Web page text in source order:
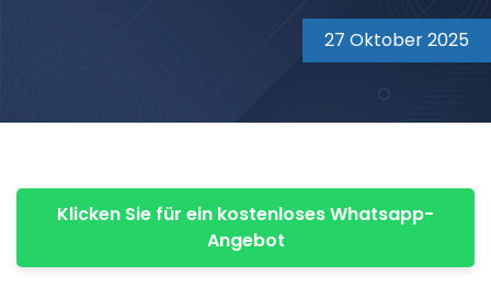
27 Oktober 2025
Klicken Sie für ein kostenloses Whatsapp-
Angebot